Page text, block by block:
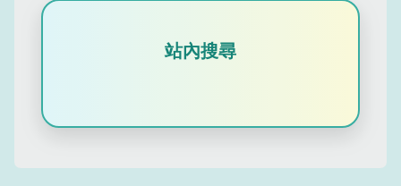
站內搜尋